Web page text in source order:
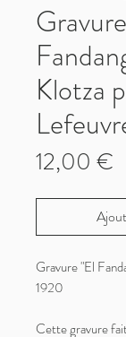
Klotza
12,00 €
Gravure "El
1920
Cette gravure